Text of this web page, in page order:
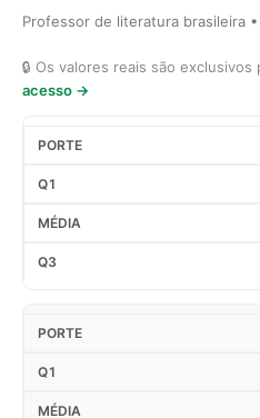
Professor de literatura brasileira •
🔒 Os valores reais são exclusivos
acesso →